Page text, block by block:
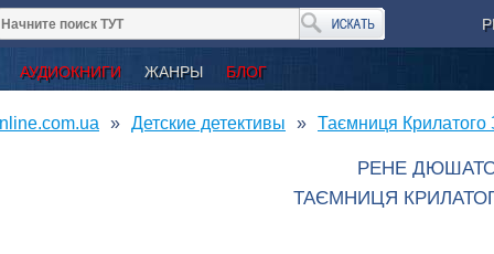
АУДИОКНИГИ ЖАНРЫ БЛОГ
Детские детективы Таємниця
РЕНЕ
ТАЄМНИЦЯ